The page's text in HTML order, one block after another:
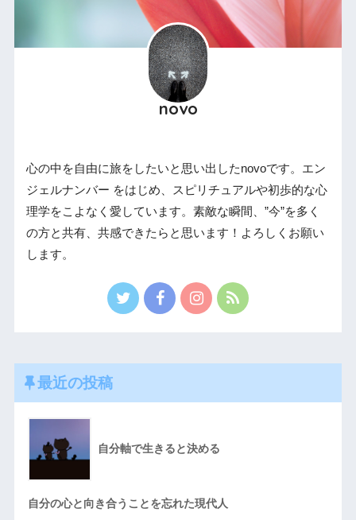
novo
心の中を自由に旅をしたいと思い出したnovoです。エン
ジェルナンバー をはじめ、スピリチュアルや初歩的な心
理学をこよなく愛しています。素敵な瞬間、”今”を多く
の方と共有、共感できたらと思います！よろしくお願い
します。
最近の投稿
自分軸で生きると決める
自分の心と向き合うことを忘れた現代人